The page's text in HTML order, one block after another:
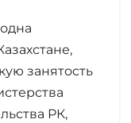
занятость
РК,